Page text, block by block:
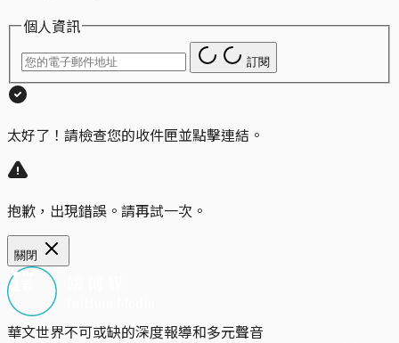
個人資訊
訂閱
太好了！請檢查您的收件匣並點擊連結。
抱歉，出現錯誤。請再試一次。
關閉
華文世界不可或缺的深度報導和多元聲音